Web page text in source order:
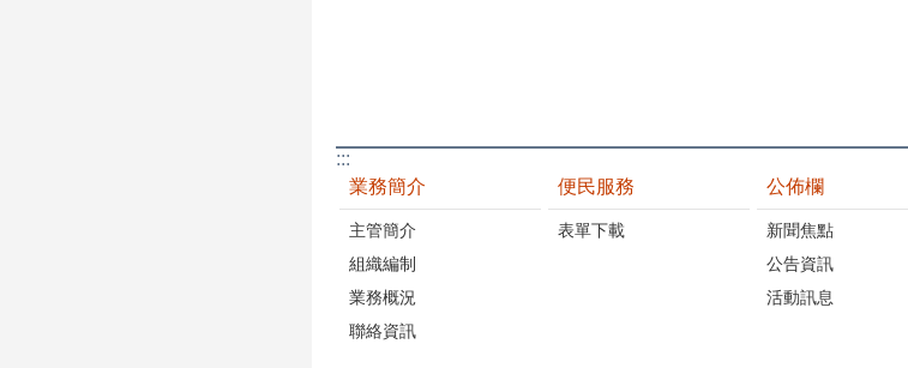
:::
業務簡介
主管簡介
組織編制
業務概況
聯絡資訊
便民服務
表單下載
公佈欄
新聞焦點
公告資訊
活動訊息